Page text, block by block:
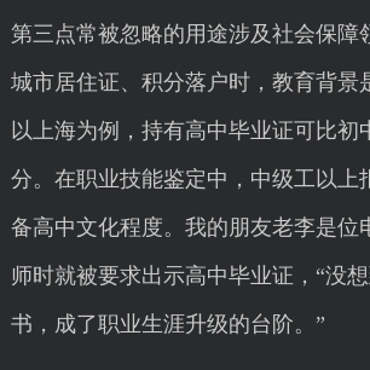
第三点常被忽略的用途涉及社会保障
城市居住证、积分落户时，教育背景
以上海为例，持有高中毕业证可比初
分。在职业技能鉴定中，中级工以上
备高中文化程度。我的朋友老李是位
师时就被要求出示高中毕业证，“没
书，成了职业生涯升级的台阶。”